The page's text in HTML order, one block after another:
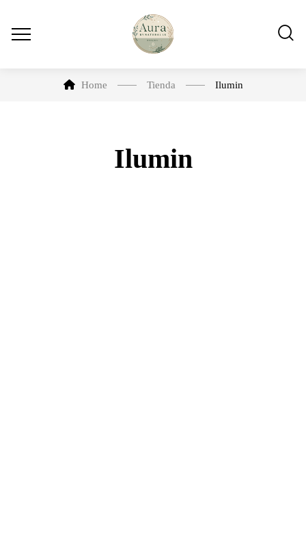
Home Tienda Ilumin
Ilumin